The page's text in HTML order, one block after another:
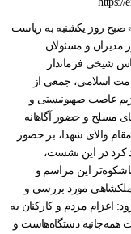
روز یکشنبه به ریاست
و مسئولان
شیخی فرماندار
اسلامی، جمعی از
غاصب صهیونیستی و
مسلح و حضور آگاهانه
والای شهدا، بر حضور
کرد در این نشست،
این مراسم و
ملکشاهی مورد بررسی و
اعزام مردم و کارکنان به
همه‌جانبه دستگاه‌هاست و